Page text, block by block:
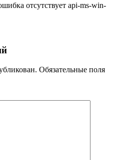
отсутствует api-ms-win-
Обязательные поля